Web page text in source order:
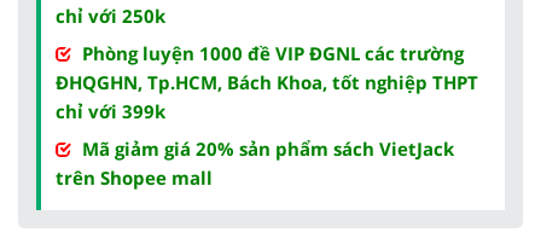
chỉ với 250k
Phòng luyện 1000 đề VIP ĐGNL các trường
ĐHQGHN, Tp.HCM, Bách Khoa, tốt nghiệp THPT
chỉ với 399k
Mã giảm giá 20% sản phẩm sách VietJack
trên Shopee mall